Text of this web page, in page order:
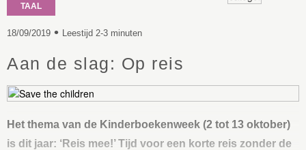
TAAL
18/09/2019 • Leestijd 2-3 minuten
Aan de slag: Op reis
Het thema van de Kinderboekenweek (2 tot 13 oktober)
is dit jaar: ‘Reis mee!’ Tijd voor een korte reis zonder de